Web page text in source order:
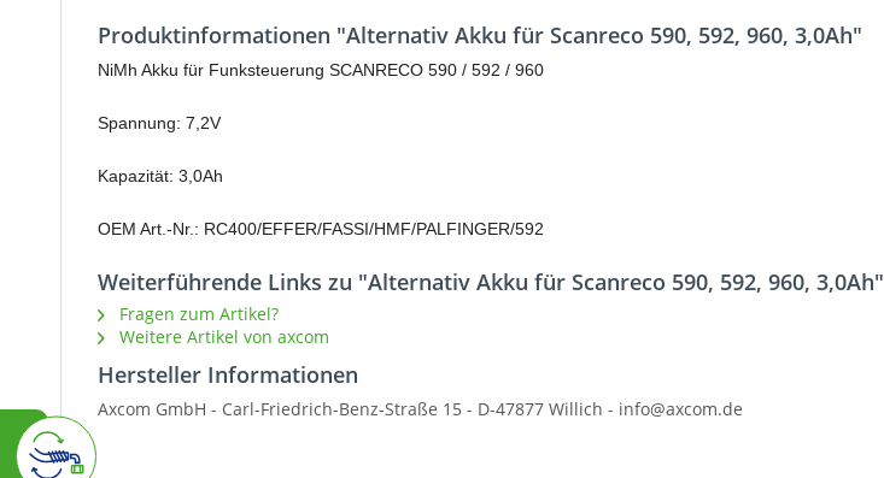
Produktinformationen "Alternativ Akku für Scanreco 590, 592, 960, 3,0Ah"
NiMh Akku für Funksteuerung SCANRECO 590 / 592 / 960
Spannung: 7,2V
Kapazität: 3,0Ah
OEM Art.-Nr.: RC400/EFFER/FASSI/HMF/PALFINGER/592
Weiterführende Links zu "Alternativ Akku für Scanreco 590, 592, 960, 3,0Ah"
Fragen zum Artikel?
Weitere Artikel von axcom
Hersteller Informationen
Axcom GmbH - Carl-Friedrich-Benz-Straße 15 - D-47877 Willich - info@axcom.de